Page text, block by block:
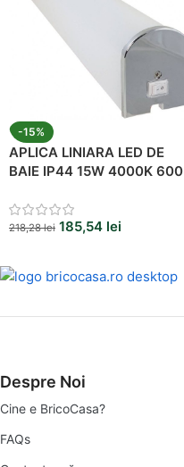
-15%
APLICA LINIARA LED DE
BAIE IP44 15W 4000K 600
218,28lei 185,54 lei
Despre Noi
Cine e BricoCasa?
FAQs